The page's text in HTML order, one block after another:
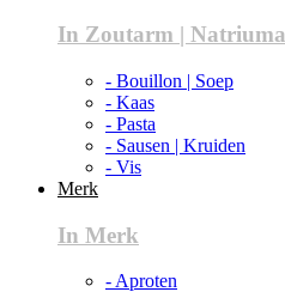
In Zoutarm |
- Bouillon | Soep
- Kaas
- Pasta
- Sausen | Kruiden
- Vis
Merk
In Merk
- Aproten